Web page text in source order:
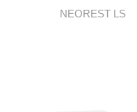
NEOREST LS